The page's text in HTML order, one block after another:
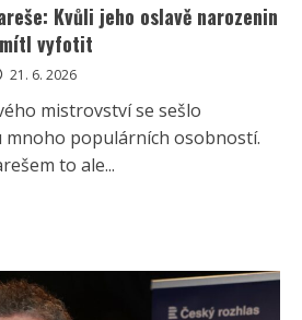
Kvůli jeho oslavě narozenin
vyfotit
21. 6. 2026
mistrovství se sešlo
mnoho populárních osobností.
to ale...